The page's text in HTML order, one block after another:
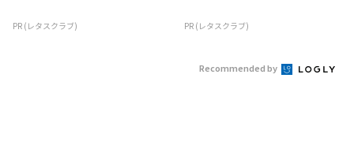
PR (レタスクラブ) PR (レタスクラブ)
Recommended by